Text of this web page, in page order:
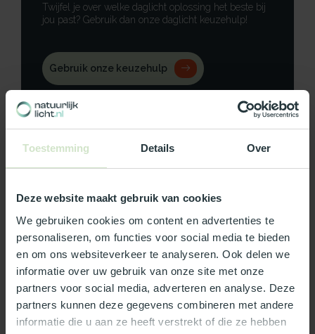
Toestemming Details Over
Deze website maakt gebruik van cookies
We gebruiken cookies om content en advertenties te
personaliseren, om functies voor social media te bieden
en om ons websiteverkeer te analyseren. Ook delen we
informatie over uw gebruik van onze site met onze
partners voor social media, adverteren en analyse. Deze
partners kunnen deze gegevens combineren met andere
informatie die u aan ze heeft verstrekt of die ze hebben
Twijfel je over welke daglicht oplossing het beste bij
jou past? Gebruik dan onze daglicht keuzehulp!
Gebruik onze keuzehulp
Neem contact op
Productomschrijving
Specificaties
Wat ons écht bijzonder maakt: